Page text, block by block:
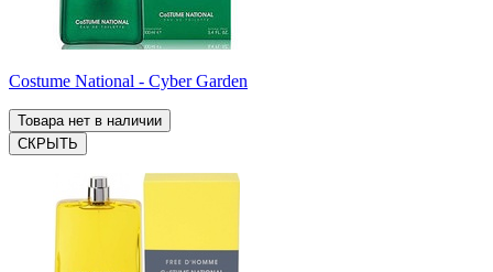
Costume National - Cyber Garden
Товара нет в наличии
СКРЫТЬ